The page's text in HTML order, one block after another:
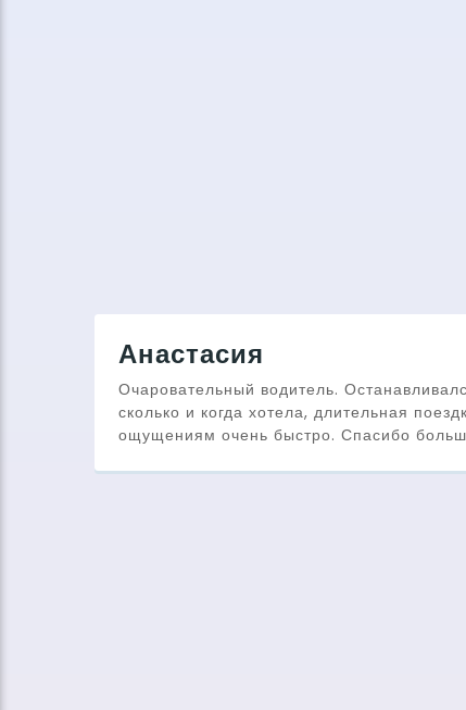
Анастасия
Очаровательный водитель.
сколько и когда хотела, длительная
ощущениям очень быстро. Спасибо